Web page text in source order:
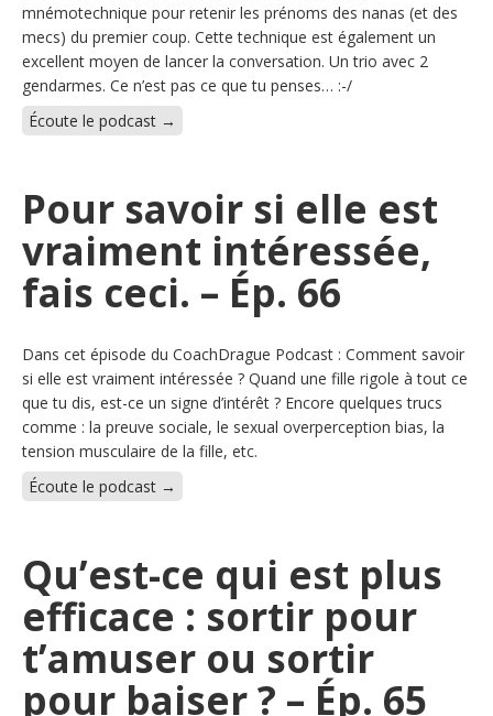
mnémotechnique pour retenir les prénoms des nanas (et des
mecs) du premier coup. Cette technique est également un
excellent moyen de lancer la conversation. Un trio avec 2
gendarmes. Ce n’est pas ce que tu penses… :-/
Écoute le podcast →
Pour savoir si elle est
vraiment intéressée,
fais ceci. – Ép. 66
Dans cet épisode du CoachDrague Podcast : Comment savoir
si elle est vraiment intéressée ? Quand une fille rigole à tout ce
que tu dis, est-ce un signe d’intérêt ? Encore quelques trucs
comme : la preuve sociale, le sexual overperception bias, la
tension musculaire de la fille, etc.
Écoute le podcast →
Qu’est-ce qui est plus
efficace : sortir pour
t’amuser ou sortir
pour baiser ? – Ép. 65